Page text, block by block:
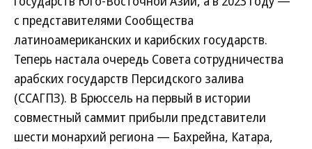
с представителями Сообщества
латиноамериканских и карибских государств.
Теперь настала очередь Совета сотрудничества
арабских государств Персидского залива
(ССАГПЗ). В Брюссель на первый в истории
совместный саммит прибыли представители
шести монархий региона — Бахрейна, Катара,